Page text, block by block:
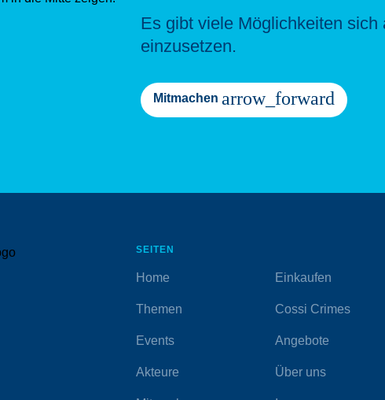
Es gibt viele Möglichkeiten
einzusetzen.
Mitmachen arrow_forward
SEITEN
Home Einkaufen
Themen Cossi Crimes
Events Angebote
Akteure Über uns